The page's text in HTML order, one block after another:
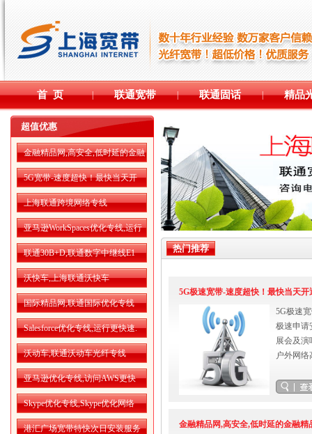
首 页 | 联通宽带 | 联通固话 | 精品
超值优惠
金融精品网,高安全,低时延的金融
精品网
5G宽带-速度超快！最快当天开
通！
上海联通跨境网络专线
亚马逊WorkSpaces优化专线,运行
更流畅
联通30B+D,联通数字中继线E1
沃快车,上海联通沃快车
国际精品网,联通国际优化专线
Salesforce优化专线,运行更快速.
沃动车,联通沃动车光纤专线
亚马逊优化专线,访问AWS更快
Skype优化专线,Skype优化网络
港汇广场宽带特快次日安装服务
热门推荐
5G极速宽带-速度超快！最快当天开
5G极速
极速申请
展会及演
户外网
金融精品网,高安全,低时延的金融精